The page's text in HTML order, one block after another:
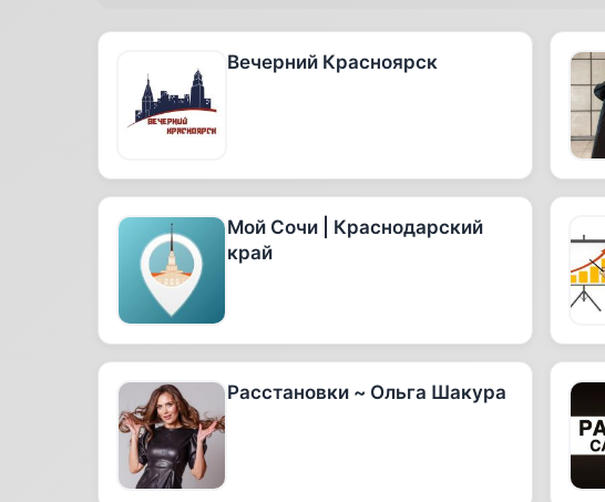
Вечерний Красноярск
Мой Сочи | Краснодарский
край
Расстановки ~ Ольга Шакура